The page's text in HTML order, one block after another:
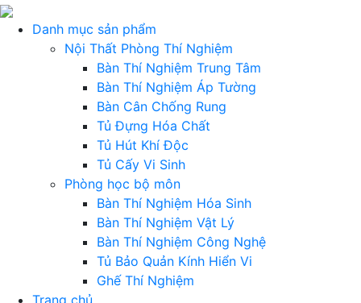
Danh mục sản phẩm
Nội Thất Phòng Thí Nghiệm
Bàn Thí Nghiệm Trung Tâm
Bàn Thí Nghiệm Áp Tường
Bàn Cân Chống Rung
Tủ Đựng Hóa Chất
Tủ Hút Khí Độc
Tủ Cấy Vi Sinh
Phòng học bộ môn
Bàn Thí Nghiệm Hóa Sinh
Bàn Thí Nghiệm Vật Lý
Bàn Thí Nghiệm Công Nghệ
Tủ Bảo Quản Kính Hiển Vi
Ghế Thí Nghiệm
Trang chủ